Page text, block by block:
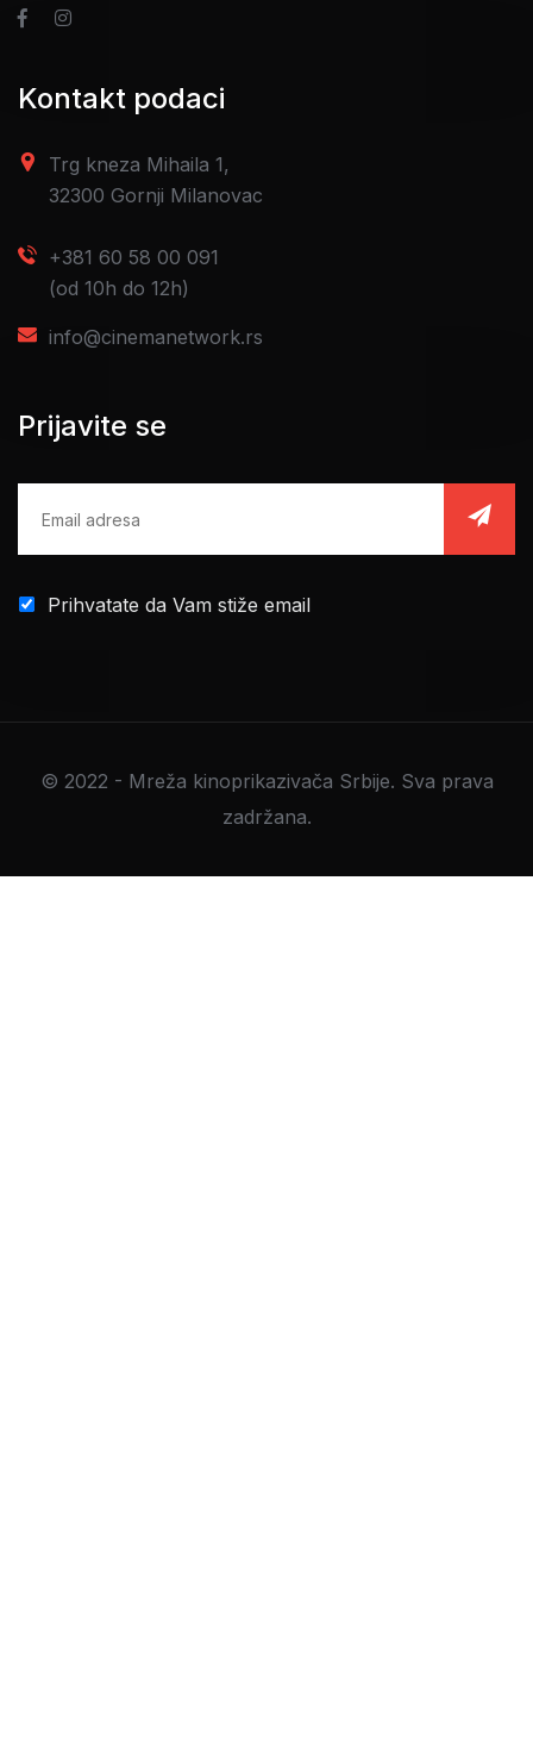
Kontakt podaci
Trg kneza Mihaila 1,
32300 Gornji Milanovac
+381 60 58 00 091
(od 10h do 12h)
info@cinemanetwork.rs
Prijavite se
Prihvatate da Vam stiže email
© 2022 - Mreža kinoprikazivača Srbije. Sva prava
zadržana.